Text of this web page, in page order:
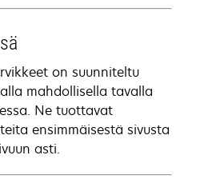
on suunniteltu
mahdollisella tavalla
Ne tuottavat
ensimmäisestä sivusta
asti.